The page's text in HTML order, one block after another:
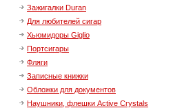
Зажигалки Duran
Для любителей сигар
Хьюмидоры Giglio
Портсигары
Фляги
Записные книжки
Обложки для документов
Наушники, флешки Active Crystals